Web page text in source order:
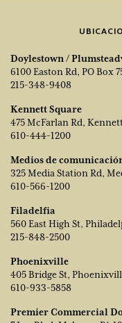
Doylestown /
6100 Easton Rd, PO Box
215-348-9408
Kennett Square
475 McFarlan Rd,
610-444-1200
Medios de
325 Media Station Rd,
610-566-1200
Filadelfia
560 East High St,
215-848-2500
Phoenixville
405 Bridge St,
610-933-5858
Premier Commercial